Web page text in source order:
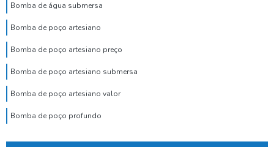
Bomba de água submersa
Bomba de poço artesiano
Bomba de poço artesiano preço
Bomba de poço artesiano submersa
Bomba de poço artesiano valor
Bomba de poço profundo